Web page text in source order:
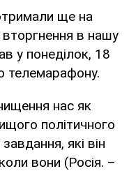
ще на
в нашу
у понеділок, 18
телемарафону.
нас як
політичного
які він
вони (Росія. –